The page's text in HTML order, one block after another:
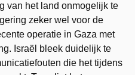
van het land onmogelijk te
zeker wel voor de
operatie in Gaza met
Israël bleek duidelijk te
die het tijdens